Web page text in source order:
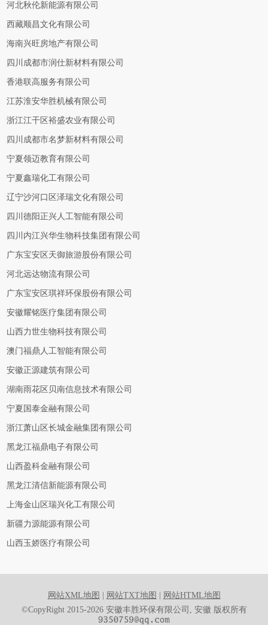
河北秋伦新能源有限公司
西藏顺昌文化有限公司
海南兴旺房地产有限公司
四川成都市润仕新材料有限公司
香港联高服务有限公司
江苏淮安华胜机械有限公司
浙江江干区裕盛农业有限公司
四川成都市名梦新材料有限公司
宁夏领迈教育有限公司
宁夏鑫瑞化工有限公司
辽宁沙河口区泽瑞文化有限公司
四川德阳正兴人工智能有限公司
四川内江兴华生物科技集团有限公司
广东宝安区天御旅游股份有限公司
河北远达物流有限公司
广东宝安区琪祥环保股份有限公司
安徽耀铭医疗集团有限公司
山西力世生物科技有限公司
澳门福鼎人工智能有限公司
安徽正源建筑有限公司
湖南雨花区贝南信息技术有限公司
宁夏国泰金融有限公司
浙江萧山区长城金融集团有限公司
黑龙江福鼎电子有限公司
山西盈科金融有限公司
黑龙江清信新能源有限公司
上海金山区瑞兴化工有限公司
新疆力源能源有限公司
山西玉娇医疗有限公司
网站XML地图 网站TXT地图
网站HTML地图
©CopyRight 2015-2026 安徽丰胜环保有限公司, 安徽 版权所有